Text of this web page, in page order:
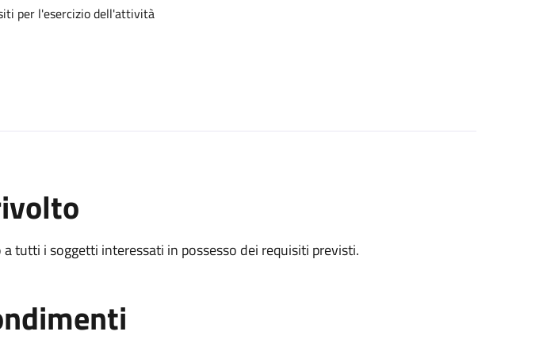
per l'esercizio dell'attività
tutti i soggetti interessati in possesso dei requisiti previsti.